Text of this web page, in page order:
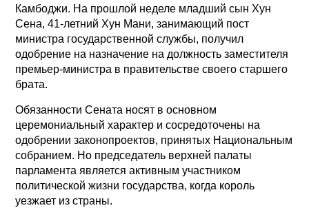
Камбоджи. На прошлой неделе младший сын Хун
Сена, 41-летний Хун Мани, занимающий пост
министра государственной службы, получил
одобрение на назначение на должность заместителя
премьер-министра в правительстве своего старшего
брата.
Обязанности Сената носят в основном
церемониальный характер и сосредоточены на
одобрении законопроектов, принятых Национальным
собранием. Но председатель верхней палаты
парламента является активным участником
политической жизни государства, когда король
уезжает из страны.